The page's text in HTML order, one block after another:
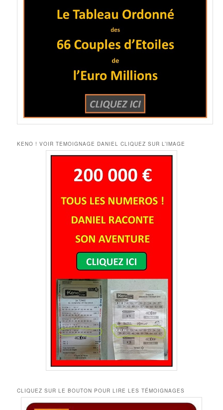
KENO ! VOIR TEMOIGNAGE DANIEL CLIQUEZ SUR L’IMAGE
CLIQUEZ SUR LE BOUTON POUR LIRE LES TÉMOIGNAGES